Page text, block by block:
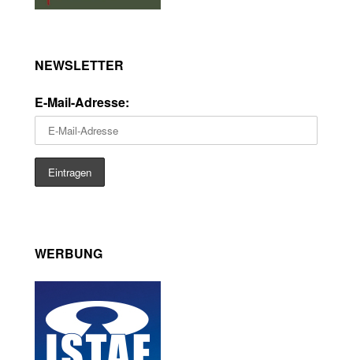
NEWSLETTER
E-Mail-Adresse:
WERBUNG